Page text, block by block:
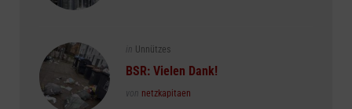
Posted
in Unnützes
BSR: Vielen Dank!
Posted
von netzkapitaen